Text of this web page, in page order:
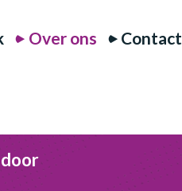
Over ons Contact